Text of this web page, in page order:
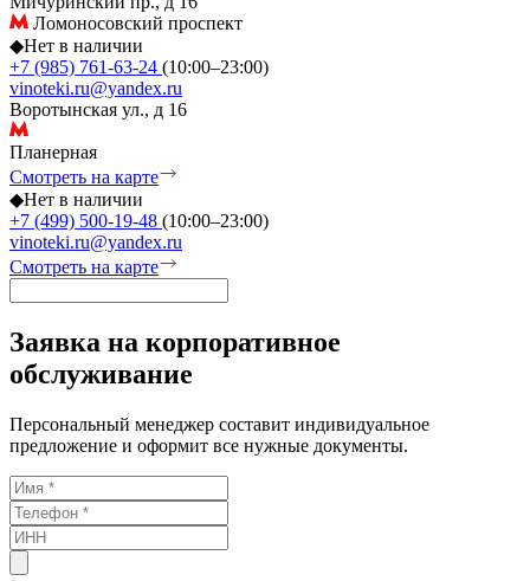
Ломоносовский проспект
◆Нет в наличии
+7 (985) 761-63-24 (10:00–23:00)
vinoteki.ru@yandex.ru
Воротынская ул., д 16
Планерная
Смотреть на карте
◆Нет в наличии
+7 (499) 500-19-48 (10:00–23:00)
vinoteki.ru@yandex.ru
Смотреть на карте
Заявка на корпоративное
обслуживание
Персональный менеджер составит индивидуальное
предложение и оформит все нужные документы.